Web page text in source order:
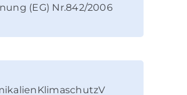
(EG) Nr.842/2006